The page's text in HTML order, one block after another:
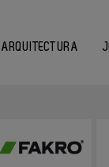
ARQUITECTURA